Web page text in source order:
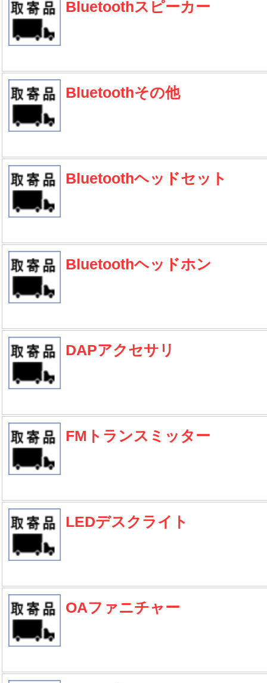
Bluetoothスピーカー
Bluetoothその他
Bluetoothヘッドセット
Bluetoothヘッドホン
DAPアクセサリ
FMトランスミッター
LEDデスクライト
OAファニチャー